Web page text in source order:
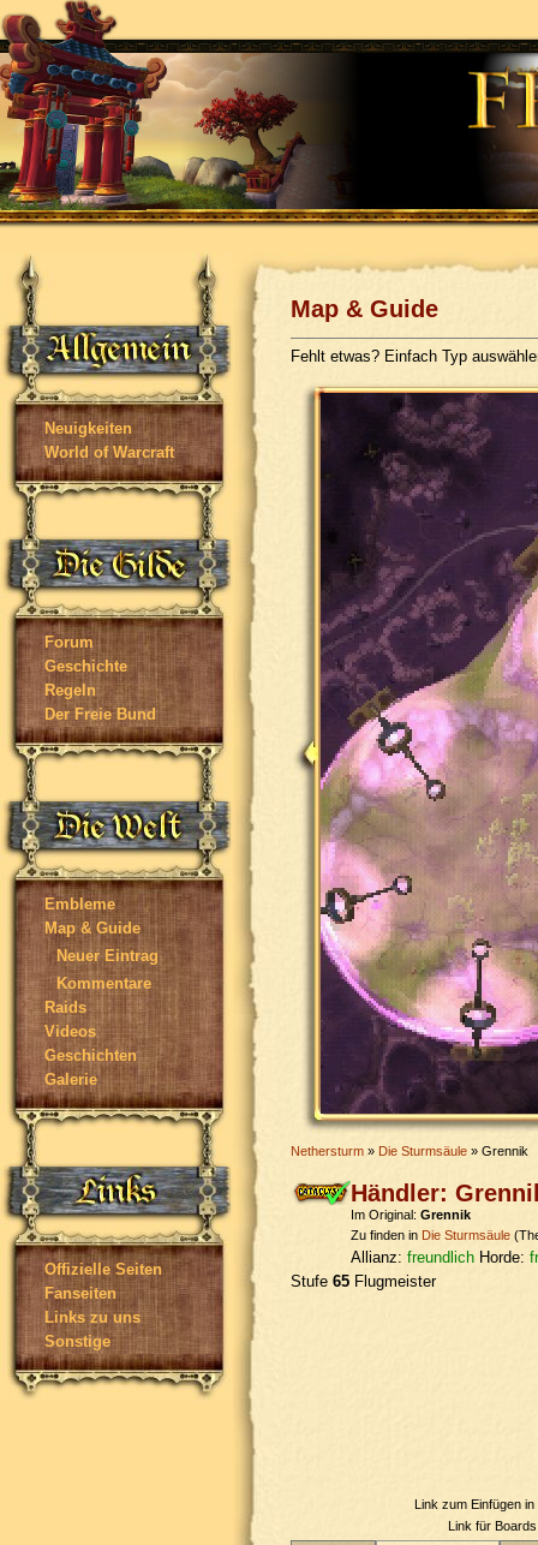
Neuigkeiten
World of Warcraft
Forum
Geschichte
Regeln
Der Freie Bund
Embleme
Map & Guide
Neuer Eintrag
Kommentare
Raids
Videos
Geschichten
Galerie
Offizielle Seiten
Fanseiten
Links zu uns
Sonstige
Map & Guide
Fehlt etwas? Einfach Typ
Nethersturm » Die Sturmsäule » Grennik
Händler:
Im Original: Grennik
Zu finden in Die Sturmsäule
Allianz: freundlich Horde:
Stufe 65 Flugmeister
Link zum Einfügen
Link für